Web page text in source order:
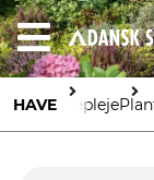
HAVEHavepleje